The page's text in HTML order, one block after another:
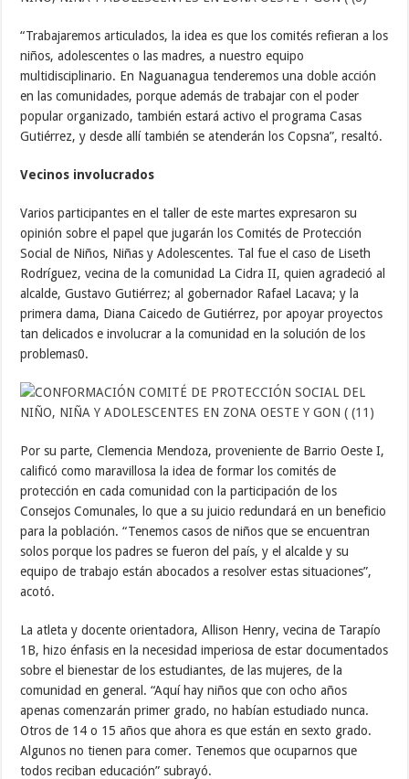
“Trabajaremos articulados, la idea es que los comités refieran a los
niños, adolescentes o las madres, a nuestro equipo
multidisciplinario. En Naguanagua tenderemos una doble acción
en las comunidades, porque además de trabajar con el poder
popular organizado, también estará activo el programa Casas
Gutiérrez, y desde allí también se atenderán los Copsna”, resaltó.
Vecinos involucrados
Varios participantes en el taller de este martes expresaron su
opinión sobre el papel que jugarán los Comités de Protección
Social de Niños, Niñas y Adolescentes. Tal fue el caso de Liseth
Rodríguez, vecina de la comunidad La Cidra II, quien agradeció al
alcalde, Gustavo Gutiérrez; al gobernador Rafael Lacava; y la
primera dama, Diana Caicedo de Gutiérrez, por apoyar proyectos
tan delicados e involucrar a la comunidad en la solución de los
problemas0.
Por su parte, Clemencia Mendoza, proveniente de Barrio Oeste I,
calificó como maravillosa la idea de formar los comités de
protección en cada comunidad con la participación de los
Consejos Comunales, lo que a su juicio redundará en un beneficio
para la población. “Tenemos casos de niños que se encuentran
solos porque los padres se fueron del país, y el alcalde y su
equipo de trabajo están abocados a resolver estas situaciones”,
acotó.
La atleta y docente orientadora, Allison Henry, vecina de Tarapío
1B, hizo énfasis en la necesidad imperiosa de estar documentados
sobre el bienestar de los estudiantes, de las mujeres, de la
comunidad en general. “Aquí hay niños que con ocho años
apenas comenzarán primer grado, no habían estudiado nunca.
Otros de 14 o 15 años que ahora es que están en sexto grado.
Algunos no tienen para comer. Tenemos que ocuparnos que
todos reciban educación” subrayó.